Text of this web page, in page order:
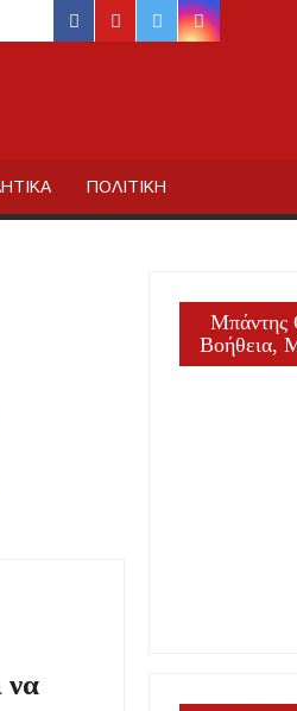
facebook
youtubetwitterinstagram
ΠΟΛΙΤΙΚΗ
να
Μπάντης
Βοήθεια,